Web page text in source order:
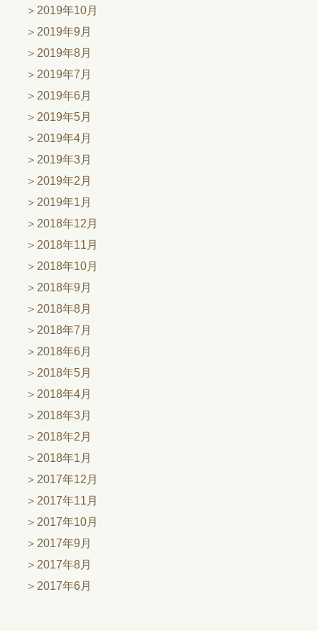
2019年10月
2019年9月
2019年8月
2019年7月
2019年6月
2019年5月
2019年4月
2019年3月
2019年2月
2019年1月
2018年12月
2018年11月
2018年10月
2018年9月
2018年8月
2018年7月
2018年6月
2018年5月
2018年4月
2018年3月
2018年2月
2018年1月
2017年12月
2017年11月
2017年10月
2017年9月
2017年8月
2017年6月